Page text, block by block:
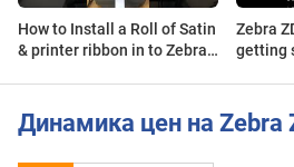
How to Install a Roll of Satin
& printer ribbon in to Zebra's
Zebra
getting
Динамика цен на Zebra